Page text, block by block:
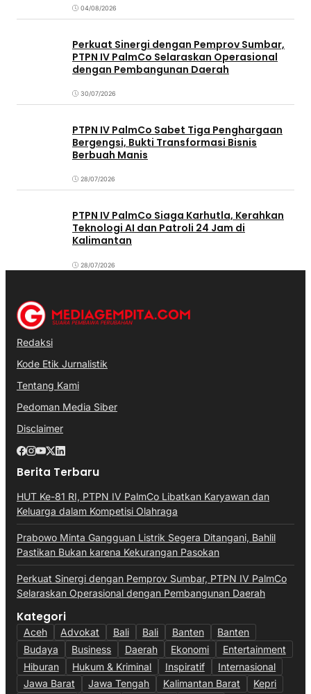
04/08/2026
Perkuat Sinergi dengan Pemprov Sumbar,
PTPN IV PalmCo Selaraskan Operasional
dengan Pembangunan Daerah
30/07/2026
PTPN IV PalmCo Sabet Tiga Penghargaan
Bergengsi, Bukti Transformasi Bisnis
Berbuah Manis
28/07/2026
PTPN IV PalmCo Siaga Karhutla, Kerahkan
Teknologi AI dan Patroli 24 Jam di
Kalimantan
28/07/2026
Redaksi
Kode Etik Jurnalistik
Tentang Kami
Pedoman Media Siber
Disclaimer
Berita Terbaru
HUT Ke-81 RI, PTPN IV PalmCo Libatkan Karyawan dan
Keluarga dalam Kompetisi Olahraga
Prabowo Minta Gangguan Listrik Segera Ditangani, Bahlil
Pastikan Bukan karena Kekurangan Pasokan
Perkuat Sinergi dengan Pemprov Sumbar, PTPN IV PalmCo
Selaraskan Operasional dengan Pembangunan Daerah
Kategori
Aceh Advokat Bali Bali Banten
Banten
Budaya
Business Daerah Ekonomi
Entertainment
Hiburan
Hukum & Kriminal Inspiratif
Internasional
Jawa Barat
Jawa Tengah Kalimantan Barat Kepri